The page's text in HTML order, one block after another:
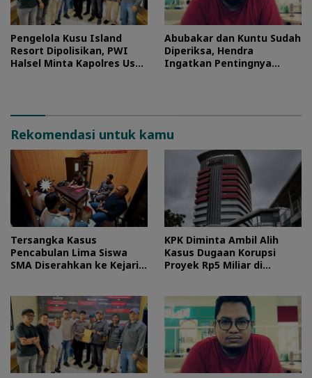
Pengelola Kusu Island
Resort Dipolisikan, PWI
Halsel Minta Kapolres Usut
Abubakar dan Kuntu Sudah
Diperiksa, Hendra
Ingatkan Pentingnya
Rekomendasi untuk kamu
Tersangka Kasus
Pencabulan Lima Siswa
SMA Diserahkan ke Kejari
KPK Diminta Ambil Alih
Kasus Dugaan Korupsi
Proyek Rp5 Miliar di